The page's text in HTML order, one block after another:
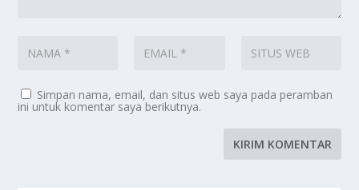
Simpan nama, email, dan situs web saya pada peramban
ini untuk komentar saya berikutnya.